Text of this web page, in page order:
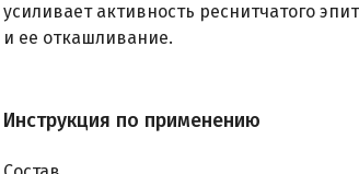
усиливает активность реснитчатого
и ее откашливание.
Инструкция по применению